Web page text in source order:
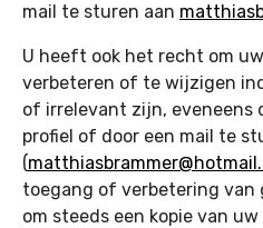
mail te sturen aan
U heeft ook het recht om
verbeteren of te wijzigen
of irrelevant zijn, eveneens
profiel of door een mail te
(
toegang of verbetering van
om steeds een kopie van